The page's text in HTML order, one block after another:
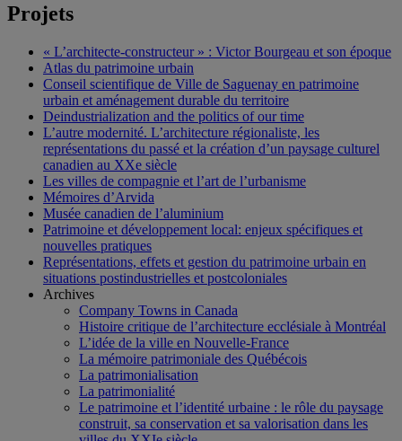
Projets
« L’architecte-constructeur » : Victor Bourgeau et son époque
Atlas du patrimoine urbain
Conseil scientifique de Ville de Saguenay en patrimoine
urbain et aménagement durable du territoire
Deindustrialization and the politics of our time
L’autre modernité. L’architecture régionaliste, les
représentations du passé et la création d’un paysage culturel
canadien au XXe siècle
Les villes de compagnie et l’art de l’urbanisme
Mémoires d’Arvida
Musée canadien de l’aluminium
Patrimoine et développement local: enjeux spécifiques et
nouvelles pratiques
Représentations, effets et gestion du patrimoine urbain en
situations postindustrielles et postcoloniales
Archives
Company Towns in Canada
Histoire critique de l’architecture ecclésiale à Montréal
L’idée de la ville en Nouvelle-France
La mémoire patrimoniale des Québécois
La patrimonialisation
La patrimonialité
Le patrimoine et l’identité urbaine : le rôle du paysage
construit, sa conservation et sa valorisation dans les